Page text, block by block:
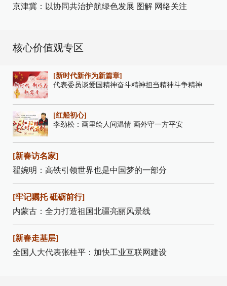
京津冀：以协同共治护航绿色发展 图解 网络关注
核心价值观专区
[新时代新作为新篇章]
代表委员谈爱国精神奋斗精神担当精神斗争精神
[红船初心]
李劲松：画里绘人间温情 画外守一方平安
[新春访名家]
翟婉明：高铁引领世界也是中国梦的一部分
[牢记嘱托 砥砺前行]
内蒙古：全力打造祖国北疆亮丽风景线
[新春走基层]
全国人大代表张桂平：加快工业互联网建设